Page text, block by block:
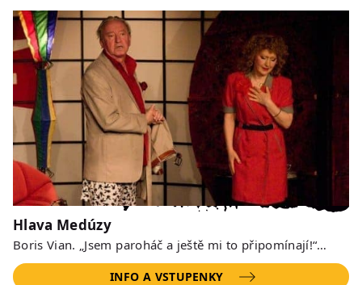
Hlava Medúzy
Boris Vian. „Jsem paroháč a ještě mi to připomínají!“…
INFO A VSTUPENKY